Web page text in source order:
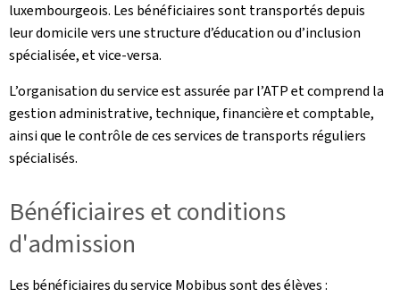
luxembourgeois. Les bénéficiaires sont transportés depuis
leur domicile vers une structure d’éducation ou d’inclusion
spécialisée, et vice-versa.
L’organisation du service est assurée par l’ATP et comprend la
gestion administrative, technique, financière et comptable,
ainsi que le contrôle de ces services de transports réguliers
spécialisés.
Bénéficiaires et conditions
d'admission
Les bénéficiaires du service Mobibus sont des élèves :